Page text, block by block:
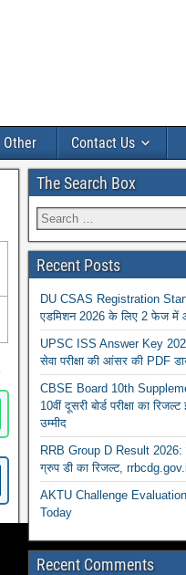
Other Contact Us
The Search Box
Recent Posts
DU CSAS Registration Start:
एडमिशन 2026 के लिए 2 फेज में
UPSC ISS Answer Key 2026
सेवा परीक्षा की आंसर की PDF
CBSE Board 10th
10वीं दूसरी बोर्ड परीक्षा का
उम्मीद
RRB Group D Result 2026:
ग्रुप डी का रिजल्ट,
AKTU Challenge
Today
Recent Comments